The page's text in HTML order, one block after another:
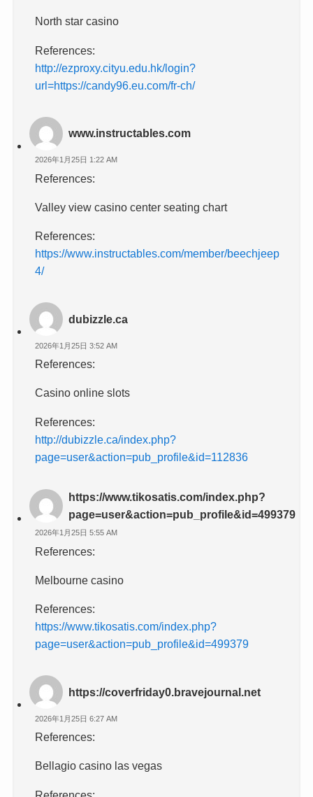
North star casino
References:
http://ezproxy.cityu.edu.hk/login?
url=https://candy96.eu.com/fr-ch/
www.instructables.com
2026年1月25日 1:22 AM
References:
Valley view casino center seating chart
References:
https://www.instructables.com/member/beechjeep
4/
dubizzle.ca
2026年1月25日 3:52 AM
References:
Casino online slots
References:
http://dubizzle.ca/index.php?
page=user&action=pub_profile&id=112836
https://www.tikosatis.com/index.php?
page=user&action=pub_profile&id=499379
2026年1月25日 5:55 AM
References:
Melbourne casino
References:
https://www.tikosatis.com/index.php?
page=user&action=pub_profile&id=499379
https://coverfriday0.bravejournal.net
2026年1月25日 6:27 AM
References:
Bellagio casino las vegas